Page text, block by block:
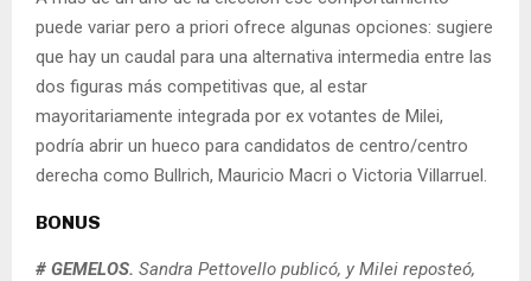
puede variar pero a priori ofrece algunas opciones: sugiere
que hay un caudal para una alternativa intermedia entre las
dos figuras más competitivas que, al estar
mayoritariamente integrada por ex votantes de Milei,
podría abrir un hueco para candidatos de centro/centro
derecha como Bullrich, Mauricio Macri o Victoria Villarruel.
BONUS
# GEMELOS. Sandra Pettovello publicó, y Milei reposteó,